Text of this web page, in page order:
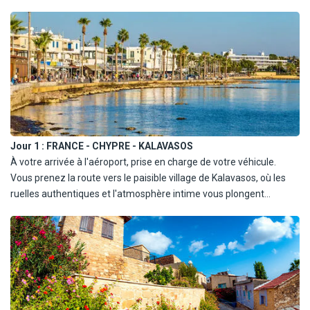
Avec supplément (selon disponibilités) :
- Catégorie B (MDMR, 4 places, manuel) type Kia Rio ou similaire
- Catégorie C (EDMR, 5 places, manuel) type Kia Ceed 1.3 ou
similaire
- Catégorie D (CDMR, 5 places, automatique) type Idar Kia Ceed 1.4
ou similaire
TERMES & CONDITIONS :
- Être âgé de 21 ans minimum à 75 ans maximum et titulaire du
permis de conduire international depuis plus d'un an (plus de 3 ans
pour les conducteurs âgés de 21 à 25 ans).
- Un supplément d'assurance pour les jeunes conducteurs (21 à 25
- Un déposit de sécurité d'un montant de 300€ vous sera demandé
sur place. Celui-ci sera remboursé par la suite si non damage du
véhicule.
Remise du véhicule :
- Prise en charge et retour du véhicule à l'aéroport pour les auto-
Jour 1 : FRANCE - CHYPRE - KALAVASOS
À votre arrivée à l'aéroport, prise en charge de votre véhicule.
Vous prenez la route vers le paisible village de Kalavasos, où les
ruelles authentiques et l'atmosphère intime vous plongent
votre rythme aux saveurs locales, puis installation pour une
première nuit dans un hôtel confortable, idéal pour se ressourcer
après le voyage.